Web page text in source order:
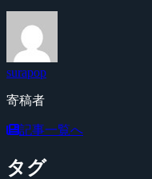
surapop
寄稿者
記事一覧へ
タグ